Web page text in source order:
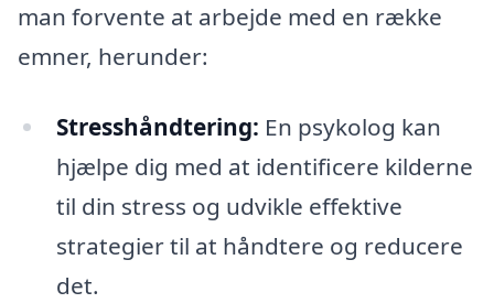
man forvente at arbejde med en række
emner, herunder:
Stresshåndtering: En psykolog kan
hjælpe dig med at identificere kilderne
til din stress og udvikle effektive
strategier til at håndtere og reducere
det.